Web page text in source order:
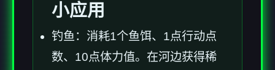
小应用
钓鱼：消耗1个鱼饵、1点行动点
数、10点体力值。在河边获得稀